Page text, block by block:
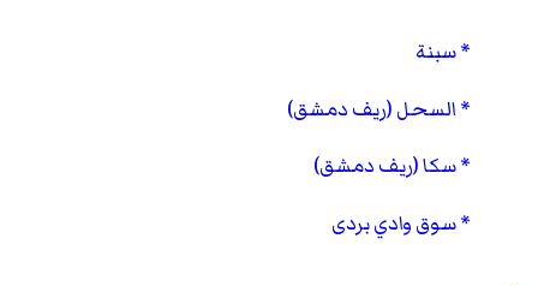
سبنة
السحل (ريف دمشق)
سكا (ريف دمشق)
سوق وادي بردى